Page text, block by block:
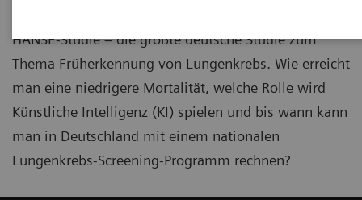
HANSE-Studie – die größte deutsche Studie zum
Thema Früherkennung von Lungenkrebs. Wie erreicht
man eine niedrigere Mortalität, welche Rolle wird
Künstliche Intelligenz (KI) spielen und bis wann kann
man in Deutschland mit einem nationalen
Lungenkrebs-Screening-Programm rechnen?